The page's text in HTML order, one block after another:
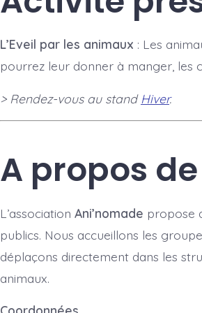
L’Eveil par les animaux : Les
pourrez leur donner à manger, les
> Rendez-vous au stand Hiver.
A propos
L’association Ani’nomade propose
publics. Nous accueillons les
déplaçons directement dans les
animaux.